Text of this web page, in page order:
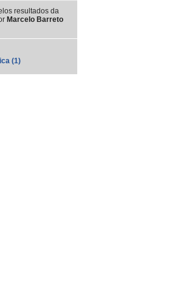
resultados da
Marcelo Barreto
(1)